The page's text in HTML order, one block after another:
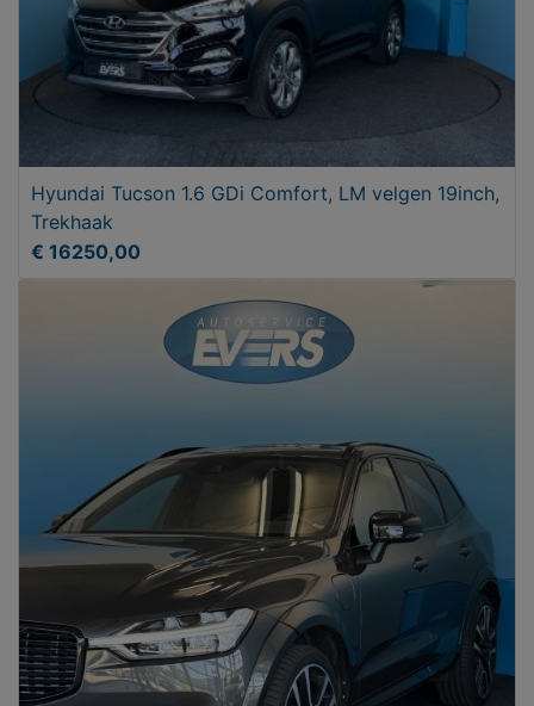
Hyundai Tucson 1.6 GDi Comfort, LM velgen 19inch,
Trekhaak
€ 16250,00